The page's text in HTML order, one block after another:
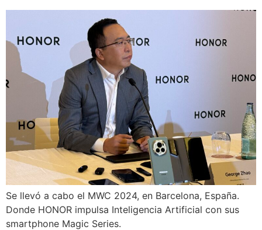
Se llevó a cabo el MWC 2024, en Barcelona, España.
Donde HONOR impulsa Inteligencia Artificial con sus
smartphone Magic Series.